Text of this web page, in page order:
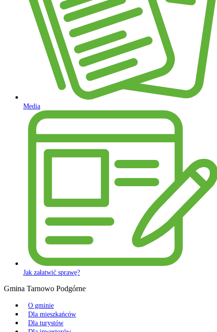
Media
Jak załatwić sprawę?
Gmina Tarnowo Podgórne
O gminie
Dla mieszkańców
Dla turystów